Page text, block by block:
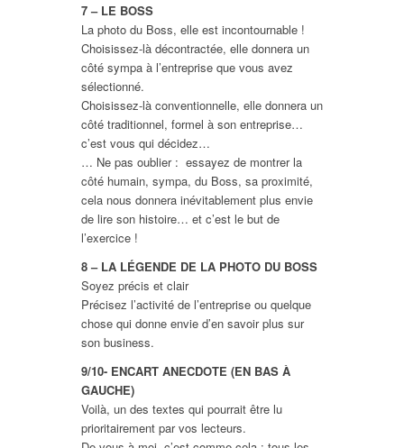
7 – LE BOSS
La photo du Boss, elle est incontournable !
Choisissez-là décontractée, elle donnera un
côté sympa à l’entreprise que vous avez
sélectionné.
Choisissez-là conventionnelle, elle donnera un
côté traditionnel, formel à son entreprise…
c’est vous qui décidez…
… Ne pas oublier : essayez de montrer la
côté humain, sympa, du Boss, sa proximité,
cela nous donnera inévitablement plus envie
de lire son histoire… et c’est le but de
l’exercice !
8 – LA LÉGENDE DE LA PHOTO DU BOSS
Soyez précis et clair
Précisez l’activité de l’entreprise ou quelque
chose qui donne envie d’en savoir plus sur
son business.
9/10- ENCART ANECDOTE (EN BAS À
GAUCHE)
Voilà, un des textes qui pourrait être lu
prioritairement par vos lecteurs.